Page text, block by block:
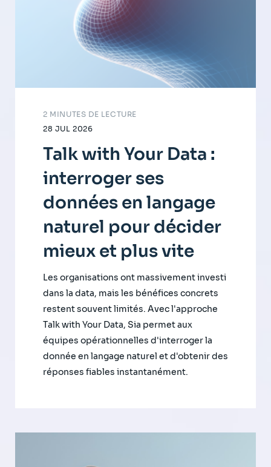
28 JUL 2026
2 MINUTES DE LECTURE
Talk with Your Data :
interroger ses
données en langage
naturel pour décider
mieux et plus vite
Les organisations ont massivement investi
dans la data, mais les bénéfices concrets
restent souvent limités. Avec l'approche
Talk with Your Data, Sia permet aux
équipes opérationnelles d'interroger la
donnée en langage naturel et d'obtenir des
réponses fiables instantanément.